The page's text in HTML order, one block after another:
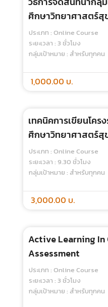
Course
กลุ่มเป้าหมาย : สำหรับทุกคน